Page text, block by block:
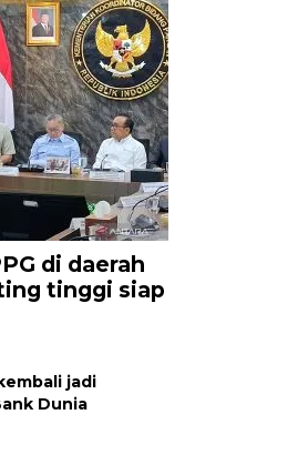
di daerah
tinggi siap
jadi
Dunia